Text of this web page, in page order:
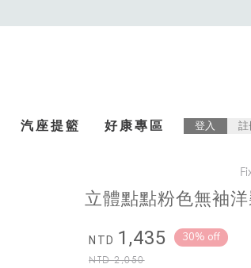
汽座提籃 好康專區 登入 註
立體點點粉色無袖
NTD 1,435
NTD2,050
30% off